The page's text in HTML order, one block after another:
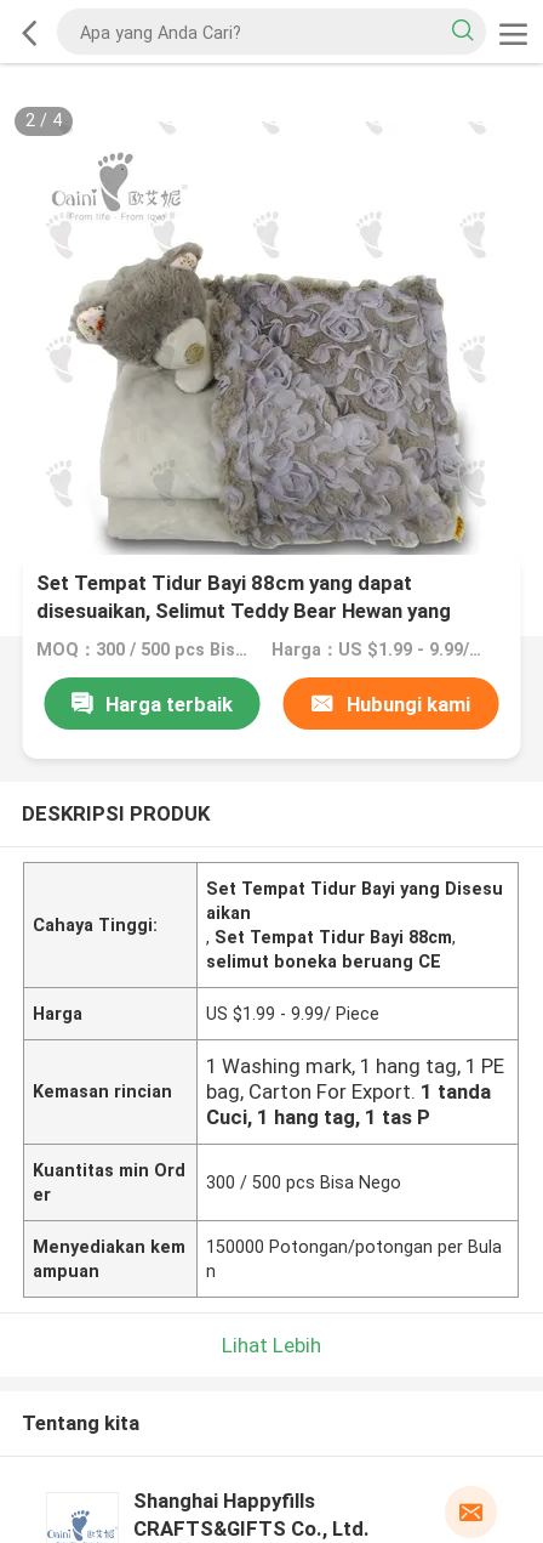
2/ 4
Set Tempat Tidur Bayi 88cm yang dapat
disesuaikan, Selimut Teddy Bear Hewan yang
Dapat Dipeluk
MOQ：300 / 500 pcs Bisa Nego Harga：US $1.99 - 9.99/ Piece
Harga terbaik Hubungi kami
DESKRIPSI PRODUK
Cahaya Tinggi:
Set Tempat Tidur Bayi yang Disesu
aikan
, Set Tempat Tidur Bayi 88cm,
selimut boneka beruang CE
Harga US $1.99 - 9.99/ Piece
Kemasan rincian
1 Washing mark, 1 hang tag, 1 PE
bag, Carton For Export. 1 tanda
Cuci, 1 hang tag, 1 tas P
Kuantitas min Ord
er
300 / 500 pcs Bisa Nego
Menyediakan kem
ampuan
150000 Potongan/potongan per Bula
n
Lihat Lebih
Tentang kita
Shanghai Happyfills
CRAFTS&GIFTS Co., Ltd.